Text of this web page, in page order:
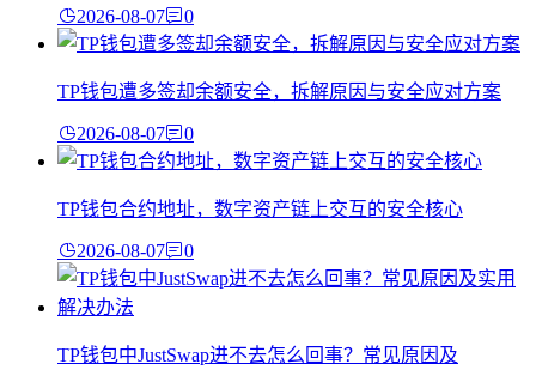
2026-08-07 0
TP钱包遭多签却余额安全，拆解原因与安全应对方案
2026-08-07 0
TP钱包合约地址，数字资产链上交互的安全核心
2026-08-07 0
TP钱包中JustSwap进不去怎么回事？常见原因及